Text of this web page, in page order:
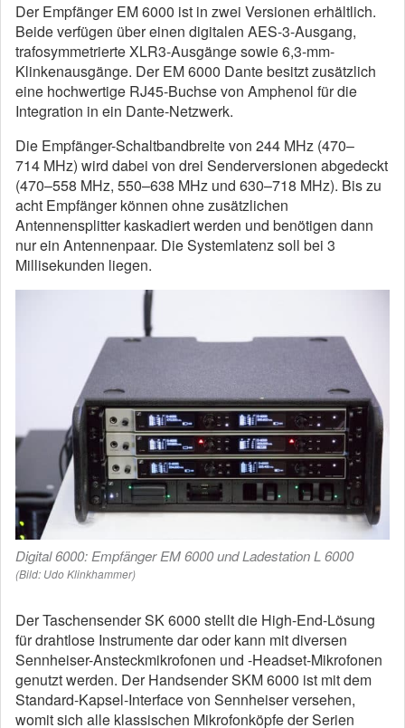
Der Empfänger EM 6000 ist in zwei Versionen erhältlich.
Beide verfügen über einen digitalen AES-3-Ausgang,
trafosymmetrierte XLR3-Ausgänge sowie 6,3-mm-
Klinkenausgänge. Der EM 6000 Dante besitzt zusätzlich
eine hochwertige RJ45-Buchse von Amphenol für die
Integration in ein Dante-Netzwerk.
Die Empfänger-Schaltbandbreite von 244 MHz (470–
714 MHz) wird dabei von drei Senderversionen abgedeckt
(470–558 MHz, 550–638 MHz und 630–718 MHz). Bis zu
acht Empfänger können ohne zusätzlichen
Antennensplitter kaskadiert werden und benötigen dann
nur ein Antennenpaar. Die Systemlatenz soll bei 3
Millisekunden liegen.
Digital 6000: Empfänger EM 6000 und Ladestation L 6000
(Bild: Udo Klinkhammer)
Der Taschensender SK 6000 stellt die High-End-Lösung
für drahtlose Instrumente dar oder kann mit diversen
Sennheiser-Ansteckmikrofonen und -Headset-Mikrofonen
genutzt werden. Der Handsender SKM 6000 ist mit dem
Standard-Kapsel-Interface von Sennheiser versehen,
womit sich alle klassischen Mikrofonköpfe der Serien